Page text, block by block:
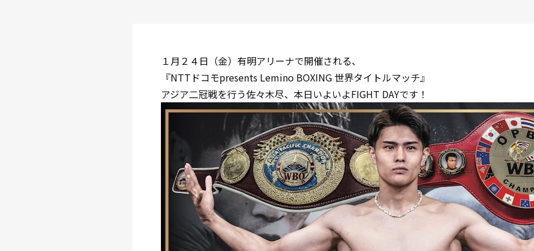
１月２４日（金）有明アリーナで開催される、
『NTTドコモpresents Lemino BOXING 世界タイトルマッチ』
アジア二冠戦を行う佐々木尽、本日いよいよFIGHT DAYです！